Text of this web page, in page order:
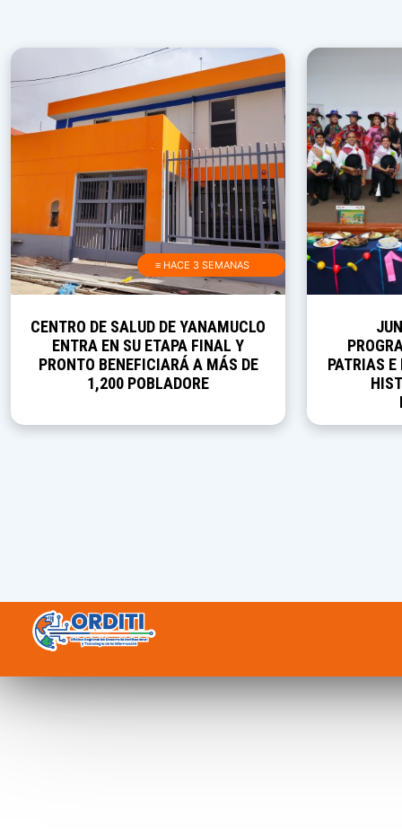
≡ HACE 3 SEMANAS
CENTRO DE SALUD DE YANAMUCLO
ENTRA EN SU ETAPA FINAL Y
PRONTO BENEFICIARÁ A MÁS DE
1,200 POBLADORE
PATRIAS